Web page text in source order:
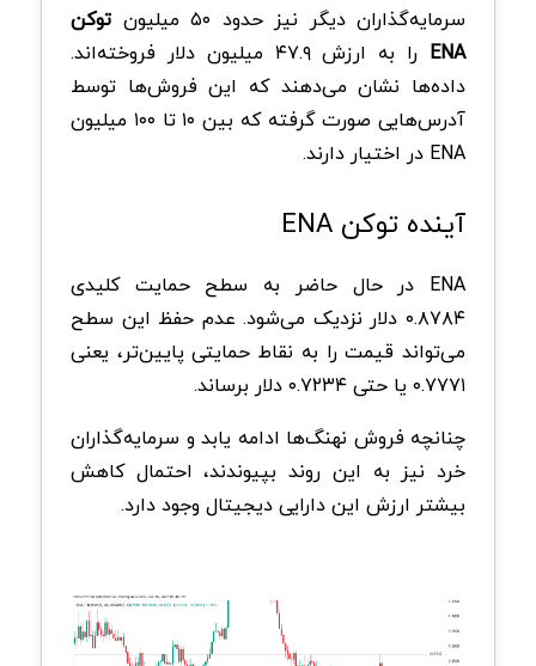
سرمایه‌گذاران دیگر نیز حدود ۵۰ میلیون
توکن
ENA
را به ارزش ۴۷.۹ میلیون دلار فروخته‌اند.
داده‌ها نشان می‌دهند که این فروش‌ها توسط
آدرس‌هایی صورت گرفته که بین ۱۰ تا ۱۰۰ میلیون
ENA در اختیار دارند.
آینده توکن ENA
ENA در حال حاضر به سطح حمایت کلیدی
۰.۸۷۸۴ دلار نزدیک می‌شود. عدم حفظ این سطح
می‌تواند قیمت را به نقاط حمایتی پایین‌تر، یعنی
۰.۷۷۷۱ یا حتی ۰.۷۲۳۴ دلار برساند.
چنانچه فروش نهنگ‌ها ادامه یابد و سرمایه‌گذاران
خرد نیز به این روند بپیوندند، احتمال کاهش
بیشتر ارزش این دارایی دیجیتال وجود دارد.